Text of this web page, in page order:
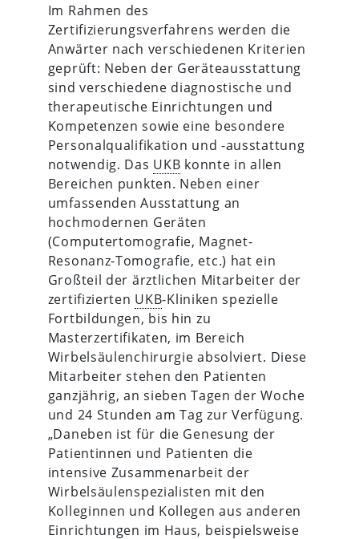
Im Rahmen des
Zertifizierungsverfahrens werden die
Anwärter nach verschiedenen Kriterien
geprüft: Neben der Geräteausstattung
sind verschiedene diagnostische und
therapeutische Einrichtungen und
Kompetenzen sowie eine besondere
Personalqualifikation und -ausstattung
notwendig. Das UKB konnte in allen
Bereichen punkten. Neben einer
umfassenden Ausstattung an
hochmodernen Geräten
(Computertomografie, Magnet-
Resonanz-Tomografie, etc.) hat ein
Großteil der ärztlichen Mitarbeiter der
zertifizierten UKB-Kliniken spezielle
Fortbildungen, bis hin zu
Masterzertifikaten, im Bereich
Wirbelsäulenchirurgie absolviert. Diese
Mitarbeiter stehen den Patienten
ganzjährig, an sieben Tagen der Woche
und 24 Stunden am Tag zur Verfügung.
„Daneben ist für die Genesung der
Patientinnen und Patienten die
intensive Zusammenarbeit der
Wirbelsäulenspezialisten mit den
Kolleginnen und Kollegen aus anderen
Einrichtungen im Haus, beispielsweise